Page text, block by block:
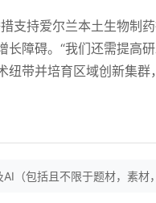
支持爱尔兰本土生物制
长障碍。“我们还需提高
带并培育区域创新集群
（包括且不限于题材，素材